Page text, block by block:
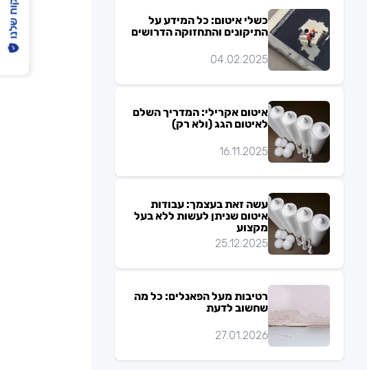
כשלי איטום: כל המידע על
התיקונים והתחזוקה הדרושים
04.02.2025
איטום אקרילי: המדריך השלם
לאיטום הגג (ולא רק)
16.11.2025
עשה זאת בעצמך: עבודות
איטום שניתן לעשות ללא בעל
מקצוע
25.12.2025
רטיבות מעל הפאנלים: כל מה
שחשוב לדעת
27.01.2026